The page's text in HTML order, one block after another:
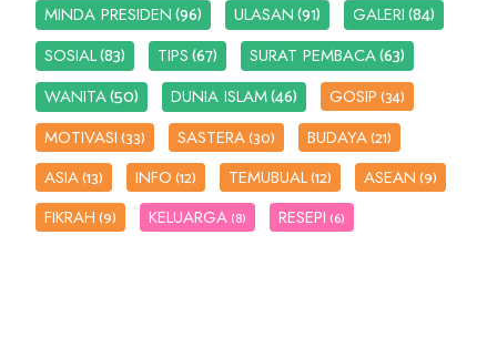
MINDA PRESIDEN(96) ULASAN(91) GALERI(84)
SOSIAL(83) TIPS(67) SURAT PEMBACA(63)
WANITA(50) DUNIA ISLAM(46) GOSIP(34)
MOTIVASI(33) SASTERA(30) BUDAYA(21)
ASIA(13) INFO(12) TEMUBUAL(12) ASEAN(9)
FIKRAH(9) KELUARGA (8) RESEPI (6)